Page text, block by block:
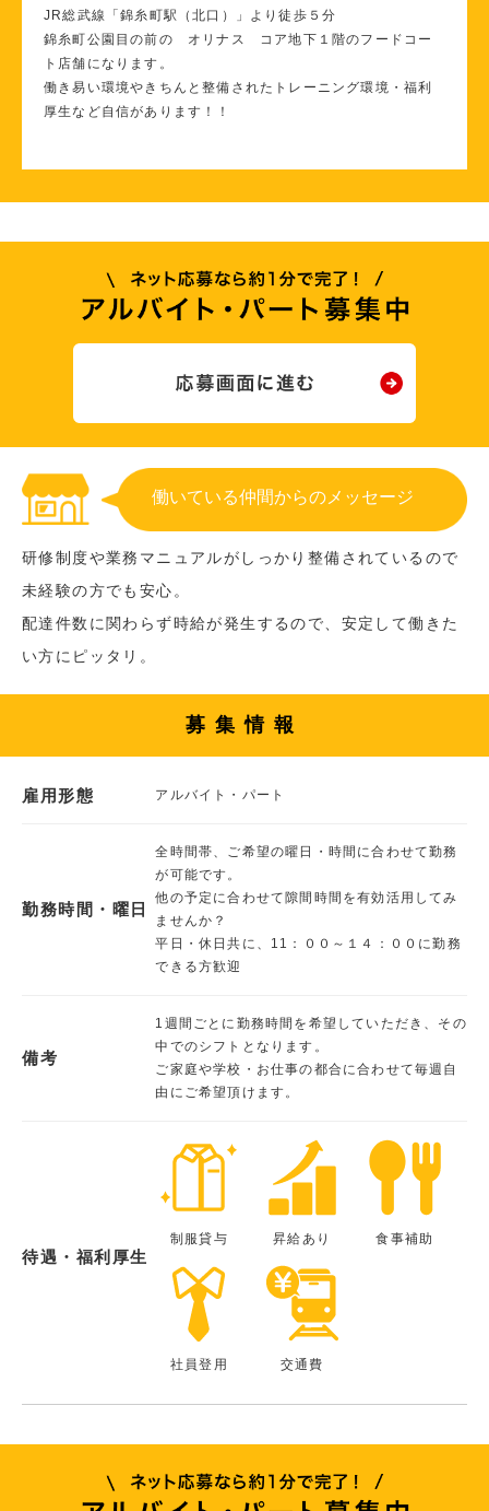
JR総武線「錦糸町駅（北口）」より徒歩５分
錦糸町公園目の前の オリナス コア地下１階のフードコー
ト店舗になります。
働き易い環境やきちんと整備されたトレーニング環境・福利
厚生など自信があります！！
働いている仲間からのメッセージ
研修制度や業務マニュアルがしっかり整備されているので
未経験の方でも安心。
配達件数に関わらず時給が発生するので、安定して働きた
い方にピッタリ。
募集情報
雇用形態 アルバイト・パート
勤務時間・曜日
全時間帯、ご希望の曜日・時間に合わせて勤務
が可能です。
他の予定に合わせて隙間時間を有効活用してみ
ませんか？
平日・休日共に、11：００～１４：００に勤務
できる方歓迎
備考
1週間ごとに勤務時間を希望していただき、その
中でのシフトとなります。
ご家庭や学校・お仕事の都合に合わせて毎週自
由にご希望頂けます。
待遇・福利厚生
制服貸与 昇給あり 食事補助
社員登用 交通費